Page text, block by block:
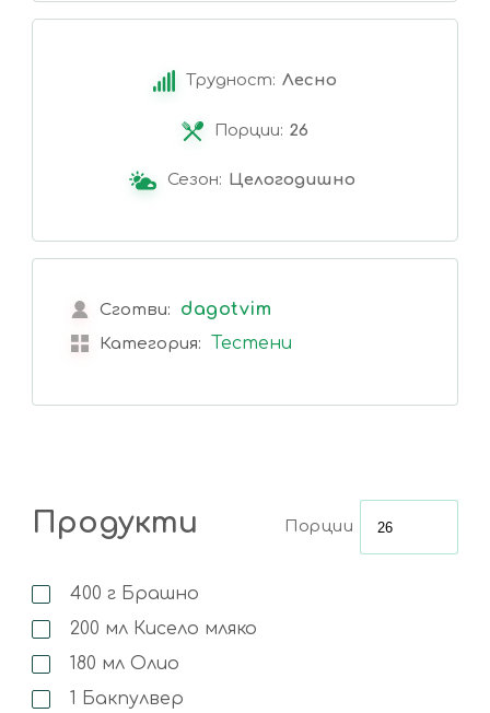
Трудност: Лесно
Порции: 26
Сезон: Целогодишно
Сготви: dagotvim
Категория: Тестени
Продукти Порции
400 г Брашно
200 мл Кисело мляко
180 мл Олио
Бакпулвер